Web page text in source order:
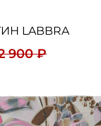
LABBRA
900 ₽